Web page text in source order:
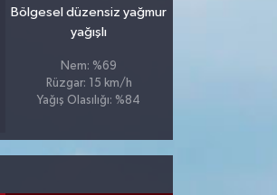
Bölgesel düzensiz yağmur
yağışlı
Nem: %69
Rüzgar: 15 km/h
Yağış Olasılığı: %84